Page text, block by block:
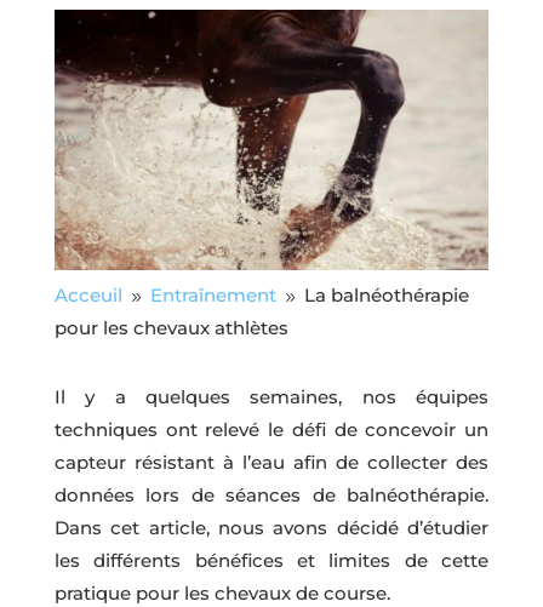
Acceuil 9 Entraînement 9 La balnéothérapie
pour les chevaux athlètes
Il y a quelques semaines, nos équipes
techniques ont relevé le défi de concevoir un
capteur résistant à l’eau afin de collecter des
données lors de séances de balnéothérapie.
Dans cet article, nous avons décidé d’étudier
les différents bénéfices et limites de cette
pratique pour les chevaux de course.